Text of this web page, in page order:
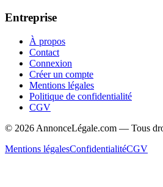
Entreprise
À propos
Contact
Connexion
Créer un compte
Mentions légales
Politique de confidentialité
CGV
© 2026 AnnonceLégale.com — Tous
Mentions légalesConfidentialitéCGV